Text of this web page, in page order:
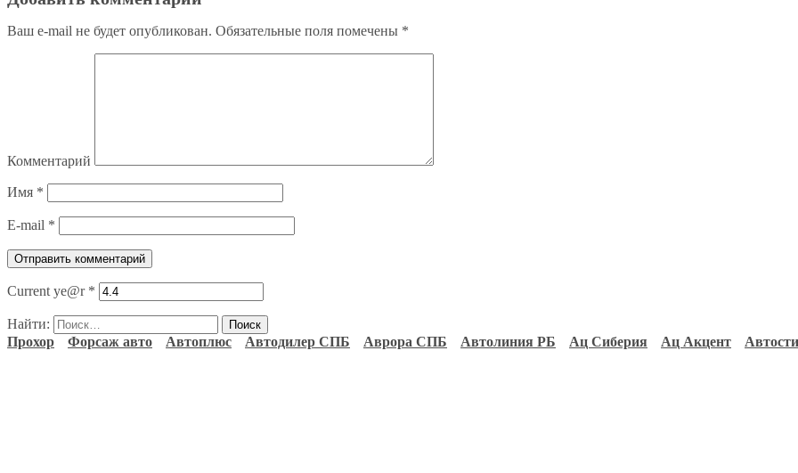
Ваш e-mail не будет опубликован. Обязательные поля помечены *
Комментарий
Имя *
E-mail *
Current ye@r *
Найти:
Прохор
Форсаж авто Автоплюс Автодилер СПБ Аврора СПБ Автолиния РБ Ац Сиберия Ац Акцент